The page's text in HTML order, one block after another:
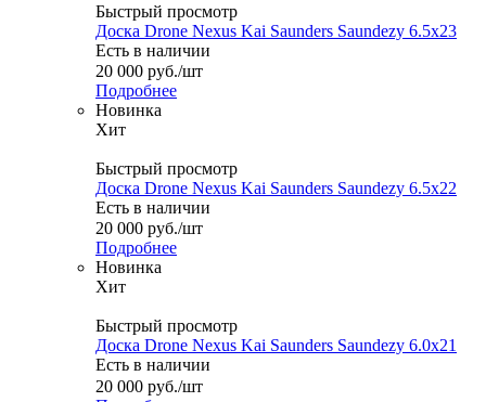
Быстрый просмотр
Доска Drone Nexus Kai Saunders Saundezy 6.5x23
Есть в наличии
20 000 руб./шт
Подробнее
Новинка
Хит
Быстрый просмотр
Доска Drone Nexus Kai Saunders Saundezy 6.5x22
Есть в наличии
20 000 руб./шт
Подробнее
Новинка
Хит
Быстрый просмотр
Доска Drone Nexus Kai Saunders Saundezy 6.0x21
Есть в наличии
20 000 руб./шт